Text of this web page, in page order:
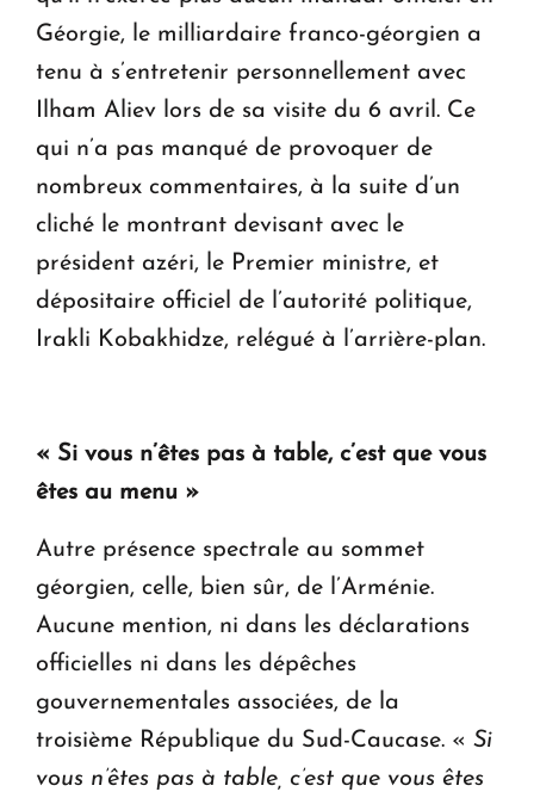
Géorgie, le milliardaire franco-géorgien a
tenu à s’entretenir personnellement avec
Ilham Aliev lors de sa visite du 6 avril. Ce
qui n’a pas manqué de provoquer de
nombreux commentaires, à la suite d’un
cliché le montrant devisant avec le
président azéri, le Premier ministre, et
dépositaire officiel de l’autorité politique,
Irakli Kobakhidze, relégué à l’arrière-plan.
« Si vous n’êtes pas à table, c’est que vous
êtes au menu »
Autre présence spectrale au sommet
géorgien, celle, bien sûr, de l’Arménie.
Aucune mention, ni dans les déclarations
officielles ni dans les dépêches
gouvernementales associées, de la
troisième République du Sud-Caucase. « Si
vous n’êtes pas à table, c’est que vous êtes